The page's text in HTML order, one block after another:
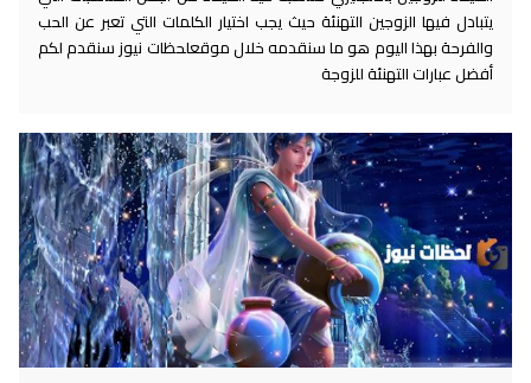
يتبادل فيها الزوجين التهنئة حيث يجب اختيار الكلمات التي تعبر عن الحب
والفرحة بهذا اليوم هو ما سنقدمه خلال موقعلحظات نيوز سنقدم لكم
أفضل عبارات التهنئة للزوجة